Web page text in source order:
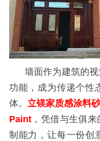
墙面作为建筑的视
功能，成为传递个性
体。 立镁家质感涂料
Paint，凭借与生俱来
制能力，让每一份创